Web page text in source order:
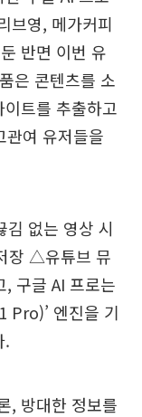
브영, 메가커피
반면 이번 유
은 콘텐츠를 소
트를 추출하고
관여 유저들을
없는 영상 시
장 △유튜브 뮤
, 구글 AI 프로는
Pro)’ 엔진을 기
.
, 방대한 정보를